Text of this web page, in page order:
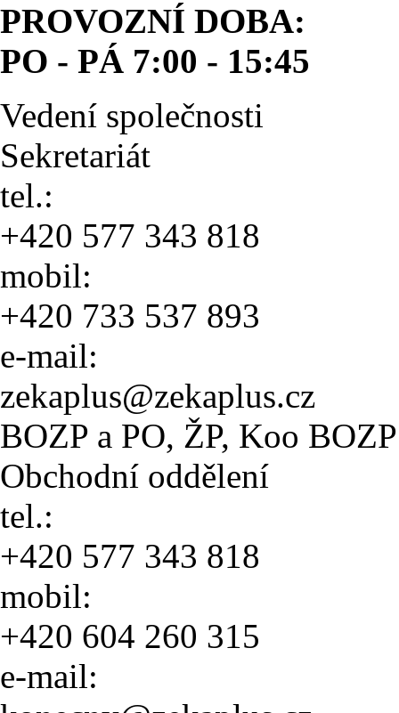
PROVOZNÍ DOBA:
PO - PÁ 7:00 - 15:45
Vedení společnosti
Sekretariát
tel.:
+420 577 343 818
mobil:
+420 733 537 893
e-mail:
zekaplus@zekaplus.cz
BOZP a PO, ŽP, Koo BOZP
Obchodní oddělení
tel.:
+420 577 343 818
mobil:
+420 604 260 315
e-mail: